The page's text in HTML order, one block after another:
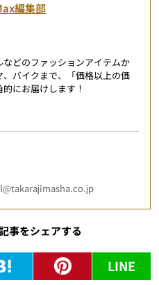
編集部
どのファッションアイテムか
バイクまで、「価格以上の価
にお届けします！
事をシェアする
LINE